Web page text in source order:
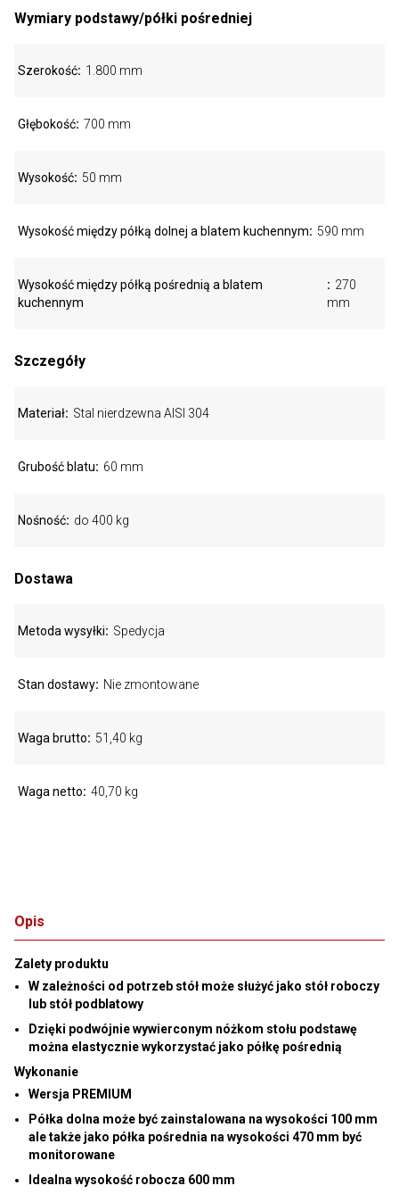
Opis
Zalety produktu
W zależności od potrzeb stół może służyć jako stół roboczy
lub stół podblatowy
Dzięki podwójnie wywierconym nóżkom stołu podstawę
można elastycznie wykorzystać jako półkę pośrednią
Wykonanie
Wersja PREMIUM
Półka dolna może być zainstalowana na wysokości 100 mm
ale także jako półka pośrednia na wysokości 470 mm być
monitorowane
Idealna wysokość robocza 600 mm
Wymiary podstawy/półki pośredniej
Szerokość 1.800 mm
Głębokość 700 mm
Wysokość 50 mm
Wysokość między półką dolnej a blatem kuchennym 590 mm
Wysokość między półką pośrednią a blatem
kuchennym
270
mm
Szczegóły
Materiał Stal nierdzewna AISI 304
Grubość blatu 60 mm
Nośność do 400 kg
Dostawa
Metoda wysyłki Spedycja
Stan dostawy Nie zmontowane
Waga brutto 51,40 kg
Waga netto 40,70 kg